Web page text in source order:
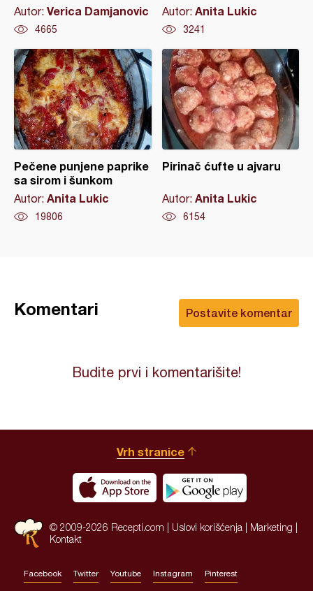
Autor: Verica Damjanovic
4665
Autor: Anita Lukic
3241
Pečene punjene paprike
sa sirom i šunkom
Autor: Anita Lukic
19806
Pirinač ćufte u ajvaru
Autor: Anita Lukic
6154
Postavite komentar
Komentari
Budite prvi i komentarišite!
Vrh stranice
© 2009-2026 Recepti.com | Uslovi korišćenja Marketing
Kontakt
Facebook Twitter Youtube Instagram Pinterest